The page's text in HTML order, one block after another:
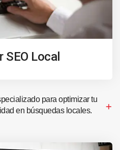
SEO Local
para optimizar tu
en búsquedas locales.